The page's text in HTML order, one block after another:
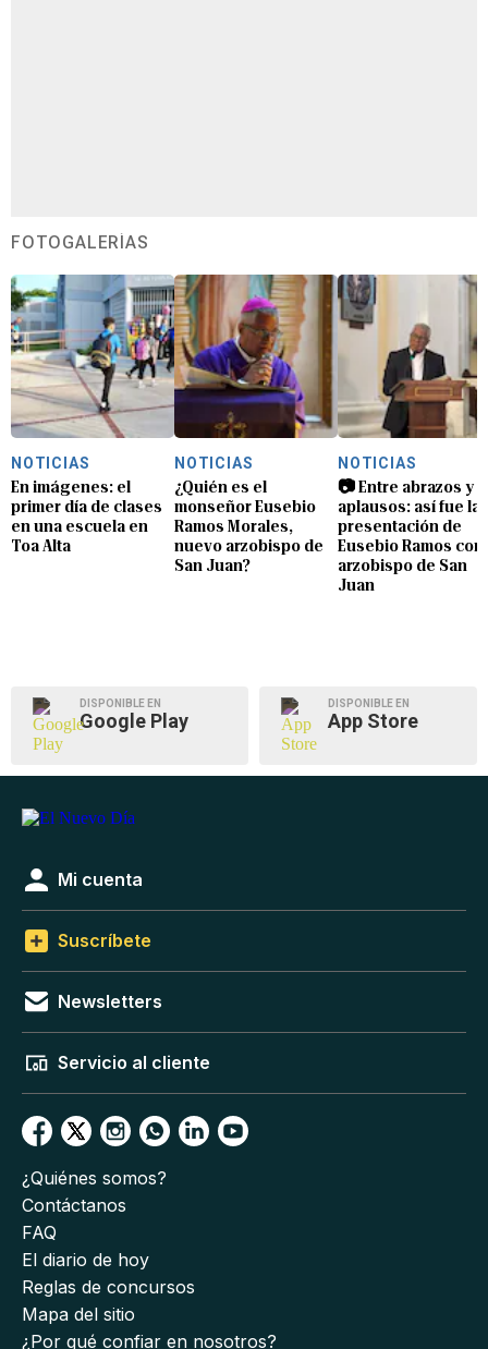
FOTOGALERÍAS
NOTICIAS
En imágenes: el
primer día de clases
en una escuela en
Toa Alta
NOTICIAS
¿Quién es el
monseñor Eusebio
Ramos Morales,
nuevo arzobispo de
San Juan?
NOTICIAS
📷 Entre abrazos y
aplausos: así fue la
presentación de
Eusebio Ramos
arzobispo de San
Juan
DISPONIBLE EN
Google Play
DISPONIBLE EN
App Store
Mi cuenta
Suscríbete
Newsletters
Servicio al cliente
¿Quiénes somos?
Contáctanos
FAQ
El diario de hoy
Reglas de concursos
Mapa del sitio
¿Por qué confiar en nosotros?